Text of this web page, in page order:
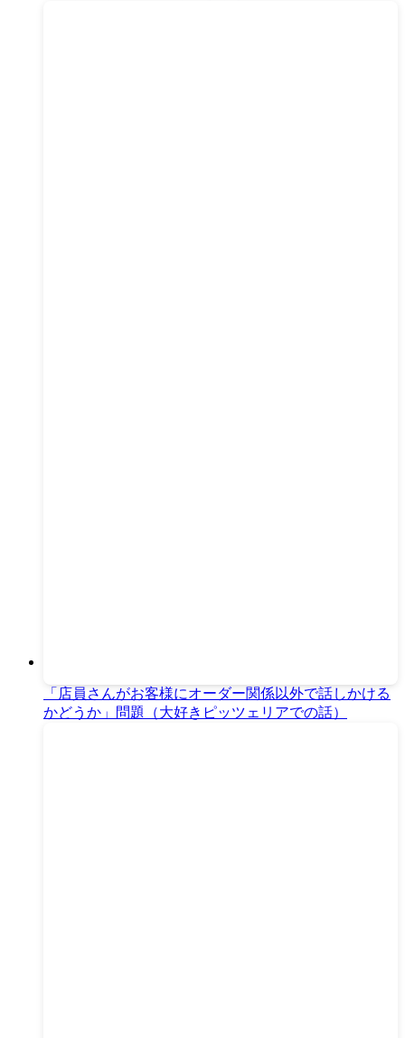
「店員さんがお客様にオーダー関係以外で話しかける
かどうか」問題（大好きピッツェリアでの話）